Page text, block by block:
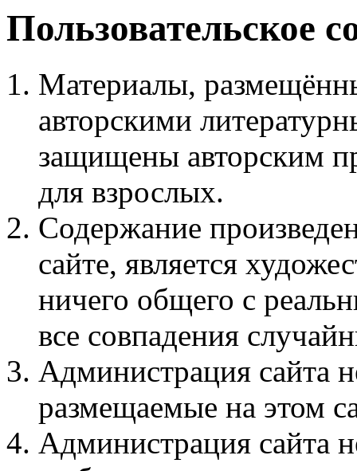
Пользовательское
Материалы,
авторскими
защищены авторским
для взрослых.
Содержание
сайте, является
ничего общего с
все совпадения
Администрация сайта
размещаемые на этом
Администрация сайта